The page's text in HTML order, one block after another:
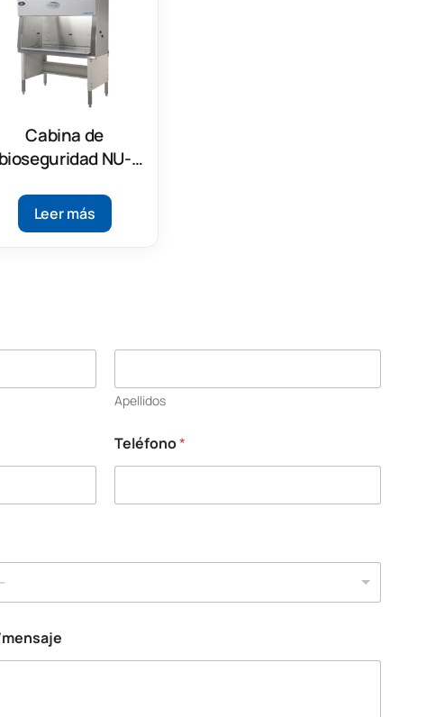
Cabina de
bioseguridad NU-
Tipo A2
Leer más
Apellidos
Teléfono*